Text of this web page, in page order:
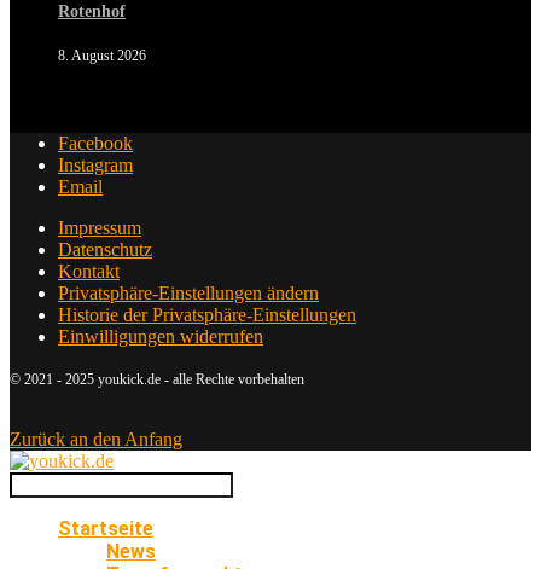
Rotenhof
8. August 2026
Facebook
Instagram
Email
Impressum
Datenschutz
Kontakt
Privatsphäre-Einstellungen ändern
Historie der Privatsphäre-Einstellungen
Einwilligungen widerrufen
© 2021 - 2025 youkick.de - alle Rechte vorbehalten
Zurück an den Anfang
Startseite
News